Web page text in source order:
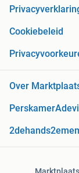
Cookiebeleid
Over
Perskamer
2dehands